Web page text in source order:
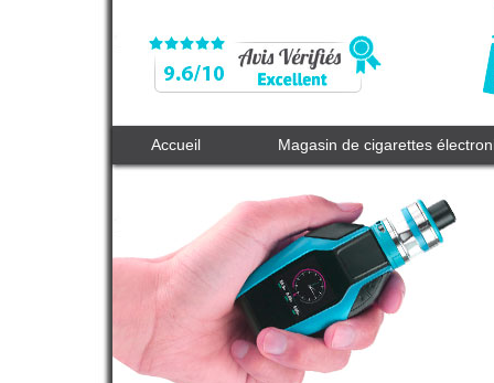
Accueil Magasin de cigarettes